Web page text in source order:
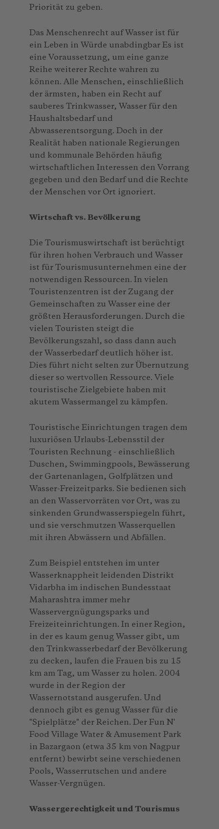
Priorität zu geben.
Das Menschenrecht auf Wasser ist für
ein Leben in Würde unabdingbar Es ist
eine Voraussetzung, um eine ganze
Reihe weiterer Rechte wahren zu
können. Alle Menschen, einschließlich
der ärmsten, haben ein Recht auf
sauberes Trinkwasser, Wasser für den
Haushaltsbedarf und
Abwasserentsorgung. Doch in der
Realität haben nationale Regierungen
und kommunale Behörden häufig
wirtschaftlichen Interessen den Vorrang
gegeben und den Bedarf und die Rechte
der Menschen vor Ort ignoriert.
Wirtschaft vs. Bevölkerung
Die Tourismuswirtschaft ist berüchtigt
für ihren hohen Verbrauch und Wasser
ist für Tourismusunternehmen eine der
notwendigen Ressourcen. In vielen
Touristenzentren ist der Zugang der
Gemeinschaften zu Wasser eine der
größten Herausforderungen. Durch die
vielen Touristen steigt die
Bevölkerungszahl, so dass dann auch
der Wasserbedarf deutlich höher ist.
Dies führt nicht selten zur Übernutzung
dieser so wertvollen Ressource. Viele
touristische Zielgebiete haben mit
akutem Wassermangel zu kämpfen.
Touristische Einrichtungen tragen dem
luxuriösen Urlaubs-Lebensstil der
Touristen Rechnung - einschließlich
Duschen, Swimmingpools, Bewässerung
der Gartenanlagen, Golfplätzen und
Wasser-Freizeitparks. Sie bedienen sich
an den Wasservorräten vor Ort, was zu
sinkenden Grundwasserspiegeln führt,
und sie verschmutzen Wasserquellen
mit ihren Abwässern und Abfällen.
Zum Beispiel entstehen im unter
Wasserknappheit leidenden Distrikt
Vidarbha im indischen Bundesstaat
Maharashtra immer mehr
Wasservergnügungsparks und
Freizeiteinrichtungen. In einer Region,
in der es kaum genug Wasser gibt, um
den Trinkwasserbedarf der Bevölkerung
zu decken, laufen die Frauen bis zu 15
km am Tag, um Wasser zu holen. 2004
wurde in der Region der
Wassernotstand ausgerufen. Und
dennoch gibt es genug Wasser für die
"Spielplätze" der Reichen. Der Fun N'
Food Village Water & Amusement Park
in Bazargaon (etwa 35 km von Nagpur
entfernt) bewirbt seine verschiedenen
Pools, Wasserrutschen und andere
Wasser-Vergnügen.
Wassergerechtigkeit und Tourismus